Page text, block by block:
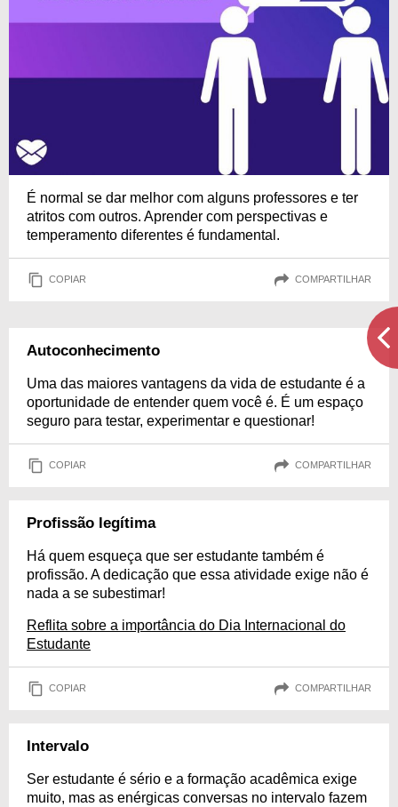
É normal se dar melhor com alguns professores e ter
atritos com outros. Aprender com perspectivas e
temperamento diferentes é fundamental.
COPIAR COMPARTILHAR
Autoconhecimento
Uma das maiores vantagens da vida de estudante é a
oportunidade de entender quem você é. É um espaço
seguro para testar, experimentar e questionar!
COPIAR COMPARTILHAR
Profissão legítima
Há quem esqueça que ser estudante também é
profissão. A dedicação que essa atividade exige não é
nada a se subestimar!
Reflita sobre a importância do Dia Internacional do
Estudante
COPIAR COMPARTILHAR
Intervalo
Ser estudante é sério e a formação acadêmica exige
muito, mas as enérgicas conversas no intervalo fazem